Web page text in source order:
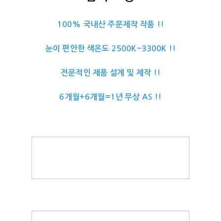
100% 국내산 주문제작 작품 !!
눈이 편안한 색온도 2500K~3300K !!
전문적인 제품 설계 및 제작 !!
6개월+6개월=1년 무상 AS !!